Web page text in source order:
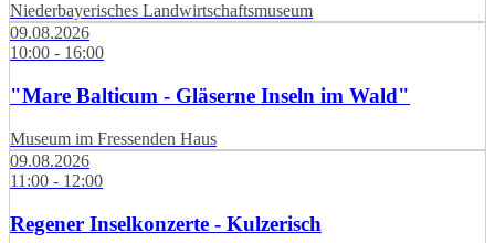
Niederbayerisches Landwirtschaftsmuseum
09.08.2026
10:00 - 16:00
"Mare Balticum - Gläserne Inseln im Wald"
Museum im Fressenden Haus
09.08.2026
11:00 - 12:00
Regener Inselkonzerte - Kulzerisch